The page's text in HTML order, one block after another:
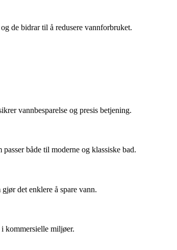
de bidrar til å redusere vannforbruket.
vannbesparelse og presis betjening.
både til moderne og klassiske bad.
det enklere å spare vann.
kommersielle miljøer.